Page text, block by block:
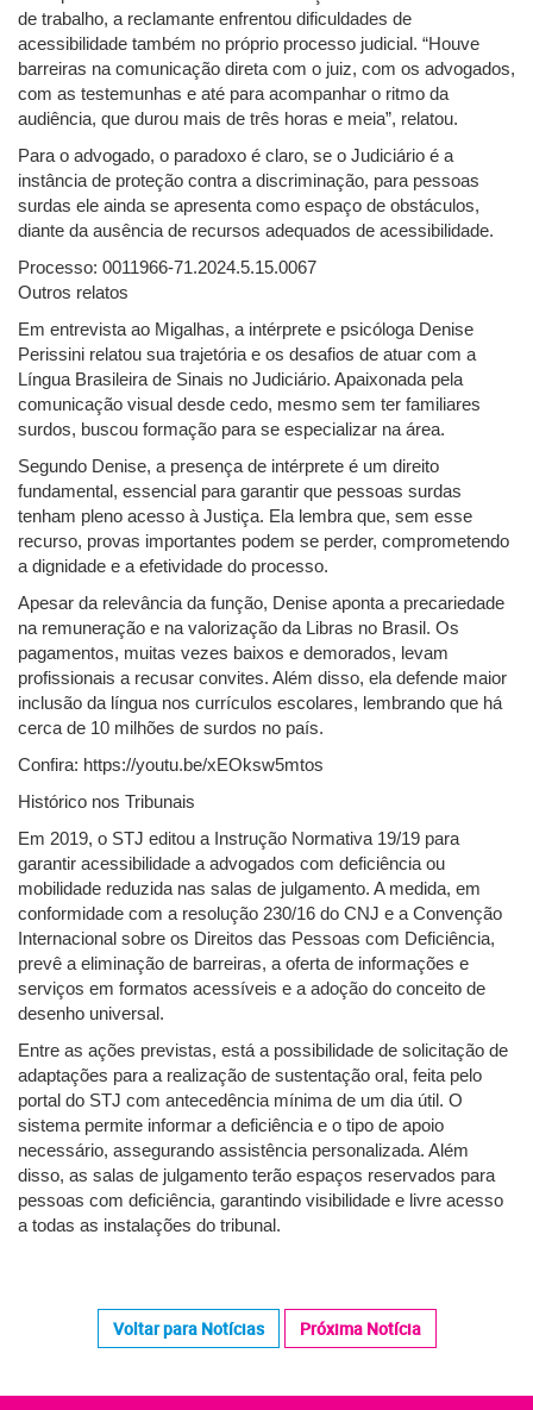
de trabalho, a reclamante enfrentou dificuldades de
acessibilidade também no próprio processo judicial. “Houve
barreiras na comunicação direta com o juiz, com os advogados,
com as testemunhas e até para acompanhar o ritmo da
audiência, que durou mais de três horas e meia”, relatou.
Para o advogado, o paradoxo é claro, se o Judiciário é a
instância de proteção contra a discriminação, para pessoas
surdas ele ainda se apresenta como espaço de obstáculos,
diante da ausência de recursos adequados de acessibilidade.
Processo: 0011966-71.2024.5.15.0067
Outros relatos
Em entrevista ao Migalhas, a intérprete e psicóloga Denise
Perissini relatou sua trajetória e os desafios de atuar com a
Língua Brasileira de Sinais no Judiciário. Apaixonada pela
comunicação visual desde cedo, mesmo sem ter familiares
surdos, buscou formação para se especializar na área.
Segundo Denise, a presença de intérprete é um direito
fundamental, essencial para garantir que pessoas surdas
tenham pleno acesso à Justiça. Ela lembra que, sem esse
recurso, provas importantes podem se perder, comprometendo
a dignidade e a efetividade do processo.
Apesar da relevância da função, Denise aponta a precariedade
na remuneração e na valorização da Libras no Brasil. Os
pagamentos, muitas vezes baixos e demorados, levam
profissionais a recusar convites. Além disso, ela defende maior
inclusão da língua nos currículos escolares, lembrando que há
cerca de 10 milhões de surdos no país.
Confira: https://youtu.be/xEOksw5mtos
Histórico nos Tribunais
Em 2019, o STJ editou a Instrução Normativa 19/19 para
garantir acessibilidade a advogados com deficiência ou
mobilidade reduzida nas salas de julgamento. A medida, em
conformidade com a resolução 230/16 do CNJ e a Convenção
Internacional sobre os Direitos das Pessoas com Deficiência,
prevê a eliminação de barreiras, a oferta de informações e
serviços em formatos acessíveis e a adoção do conceito de
desenho universal.
Entre as ações previstas, está a possibilidade de solicitação de
adaptações para a realização de sustentação oral, feita pelo
portal do STJ com antecedência mínima de um dia útil. O
sistema permite informar a deficiência e o tipo de apoio
necessário, assegurando assistência personalizada. Além
disso, as salas de julgamento terão espaços reservados para
pessoas com deficiência, garantindo visibilidade e livre acesso
a todas as instalações do tribunal.
Voltar para Notícias Próxima Notícia